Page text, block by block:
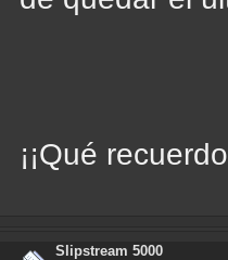
¡¡Qué
Slipstream 5000